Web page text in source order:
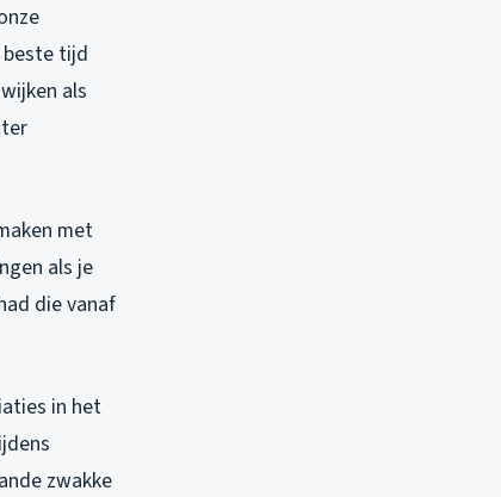
beste tijd
als
met
als je
die vanaf
in het
zwakke